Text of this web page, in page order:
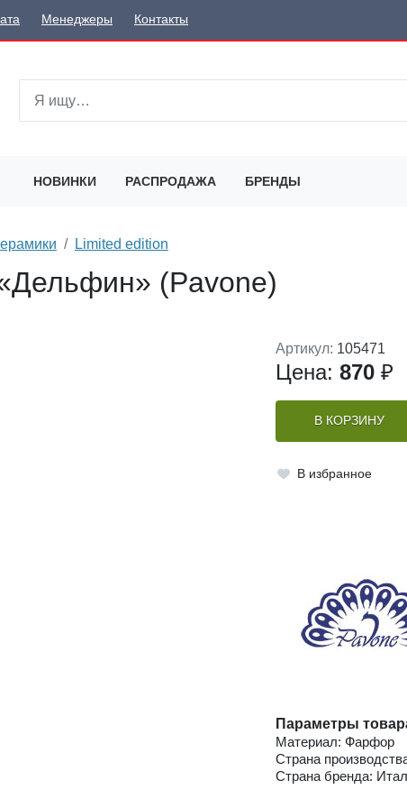
Менеджеры Контакты
НОВИНКИ РАСПРОДАЖА БРЕНДЫ
Limited edition
(Pavone)
Артикул: 105471
Цена: 870 ₽
В КОРЗИНУ
В избранное
Параметры
Материал: Фарфор
Страна
Страна бренда: